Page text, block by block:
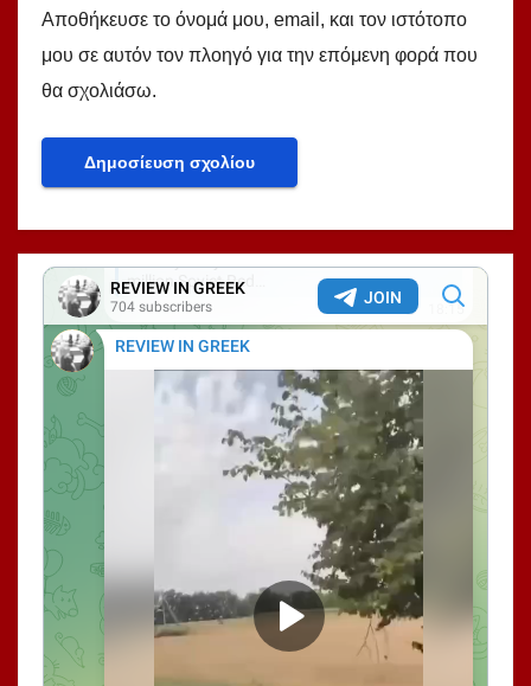
Αποθήκευσε το όνομά μου, email, και τον ιστότοπο
μου σε αυτόν τον πλοηγό για την επόμενη φορά που
θα σχολιάσω.